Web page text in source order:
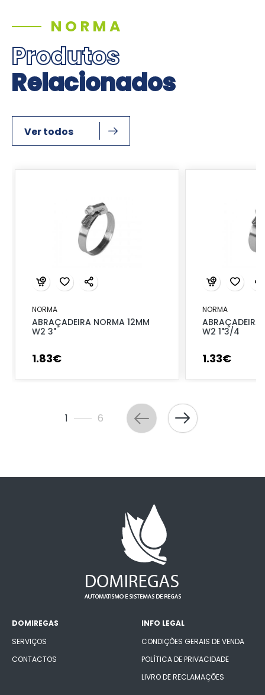
NORMA
Produtos
Relacionados
Ver todos
NORMA
ABRAÇADEIRA NORMA 12MM
W2 3"
1.83€
NORMA
ABRAÇADEIRA
W2 1"3/4
1.33€
1 6
DOMIREGAS
SERVIÇOS
CONTACTOS
INFO LEGAL
CONDIÇÕES GERAIS DE VENDA
POLÍTICA DE PRIVACIDADE
LIVRO DE RECLAMAÇÕES